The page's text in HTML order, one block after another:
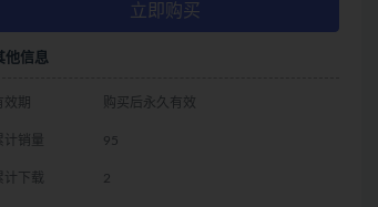
立即购买
他信息
效期 购买后永久有效
计销量 95
计下载 2